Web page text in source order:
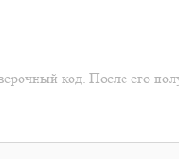
код. После его